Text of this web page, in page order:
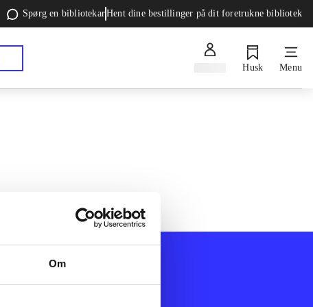
Om
Spørg en bibliotekarHent dine bestillinger på dit foretrukne bibliotek
Husk Menu
Afdelinger